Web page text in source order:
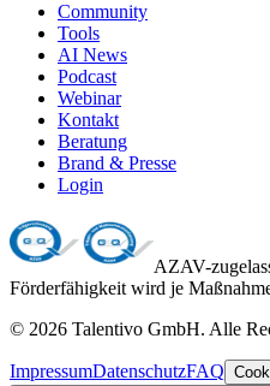
Community
Tools
AI News
Podcast
Webinar
Kontakt
Beratung
Brand & Presse
Login
AZAV-
Förderfähigkeit wird je
© 2026 Talentivo GmbH. Alle
ImpressumDatenschutzFAQ